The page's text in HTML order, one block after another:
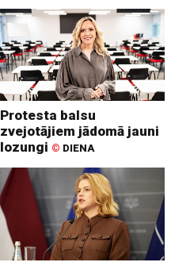
Protesta balsu
zvejotājiem jādomā jauni
lozungi © DIENA